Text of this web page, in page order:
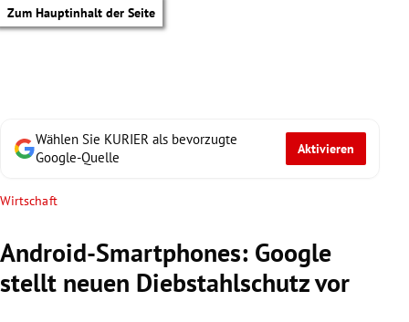
Zum Hauptinhalt der Seite
Wählen Sie KURIER als bevorzugte
Google-Quelle
Aktivieren
Wirtschaft
Android-Smartphones: Google
stellt neuen Diebstahlschutz vor